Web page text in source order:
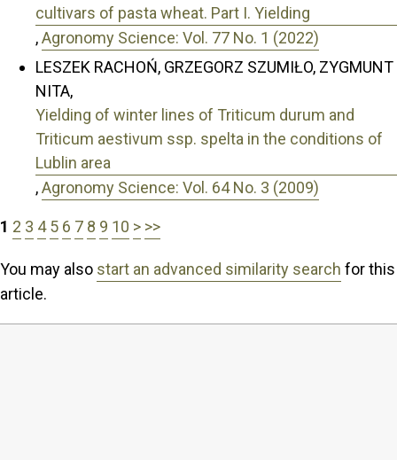
cultivars of pasta wheat. Part I. Yielding
,Agronomy Science: Vol. 77 No. 1 (2022)
LESZEK RACHOŃ, GRZEGORZ SZUMIŁO, ZYGMUNT
NITA,
Yielding of winter lines of Triticum durum and
Triticum aestivum ssp. spelta in the conditions of
Lublin area
,Agronomy Science: Vol. 64 No. 3 (2009)
1 2 3 4 5 6 7 8 9 10 > >>
You may also start an advanced similarity search for this
article.